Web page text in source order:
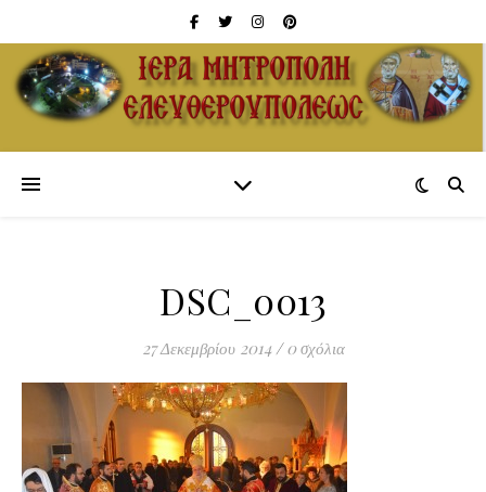
DSC_0013
27 Δεκεμβρίου 2014 / 0 σχόλια